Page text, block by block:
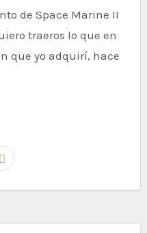
traeros lo que en
que yo adquirí, hace